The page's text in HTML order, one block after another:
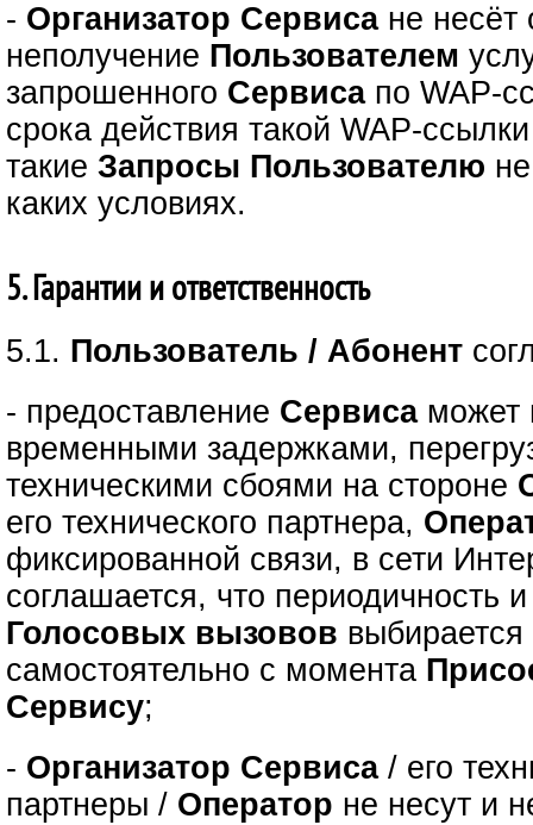
- Организатор Сервиса не несёт
неполучение Пользователем
запрошенного Сервисапо WAP-
срока действия такой WAP-
такиеЗапросы Пользователю
каких условиях.
5. Гарантии и ответственность
5.1. Пользователь / Абонент
- предоставление Сервиса может
временными задержками,
техническими сбоями на стороне
его технического партнера,
фиксированной связи, в сети
соглашается, что периодичность
Голосовых вызовов выбирается
самостоятельно с момента
Сервису;
- Организатор Сервиса/ его
партнеры / Оператор не несут и